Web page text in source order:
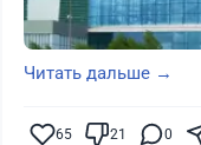
Читать дальше →
65 21 0